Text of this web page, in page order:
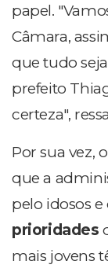
papel.
Câmara,
que tudo
prefeito
certeza",
Por sua vez,
que a
pelo idosos
prioridades
mais jovens